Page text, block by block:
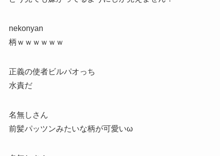
nekonyan
柄ｗｗｗｗｗｗ
正義の使者ビルパオっち
水責だ
名無しさん
前髪パッツンみたいな柄が可愛いω